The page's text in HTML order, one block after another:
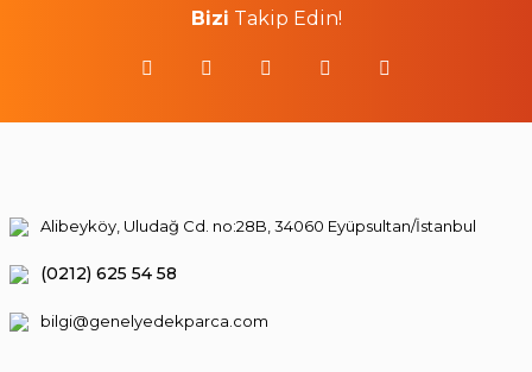
Bizi Takip Edin!
Alibeyköy, Uludağ Cd. no:28B, 34060 Eyüpsultan/İstanbul
(0212) 625 54 58
bilgi@genelyedekparca.com